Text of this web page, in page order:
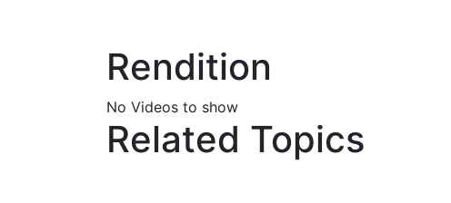
Rendition
No Videos to show
Related Topics